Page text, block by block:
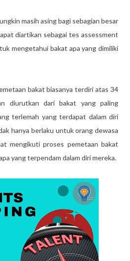
masih asing bagi sebagian besar
diartikan sebagai tes assessment
mengetahui bakat apa yang dimiliki
bakat biasanya terdiri atas 34
diurutkan dari bakat yang paling
terlemah yang terdapat dalam diri
hanya berlaku untuk orang dewasa
mengikuti proses pemetaan bakat
yang terpendam dalam diri mereka.